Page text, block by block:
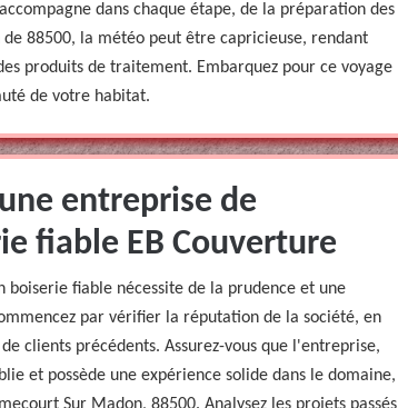
dans chaque étape, de la préparation des
88500, la météo peut être capricieuse, rendant
produits de traitement. Embarquez pour ce voyage
de votre habitat.
entreprise de
fiable EB Couverture
fiable nécessite de la prudence et une
par vérifier la réputation de la société, en
clients précédents. Assurez-vous que l'entreprise,
et possède une expérience solide dans le domaine,